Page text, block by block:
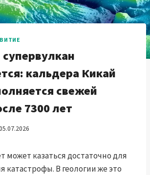
кальдера Кикай
свежей
7300 лет
может казаться достаточно для
катастрофы. В геологии же это